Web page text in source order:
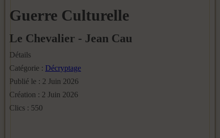
Guerre Culturelle
Le Chevalier - Jean Cau
Détails
Catégorie : Décryptage
Publié le : 2 Juin 2026
Création : 2 Juin 2026
Clics : 550